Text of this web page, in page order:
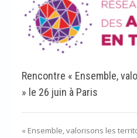
Rencontre « Ensemble,
» le 26 juin à Paris
« Ensemble, valorisons les